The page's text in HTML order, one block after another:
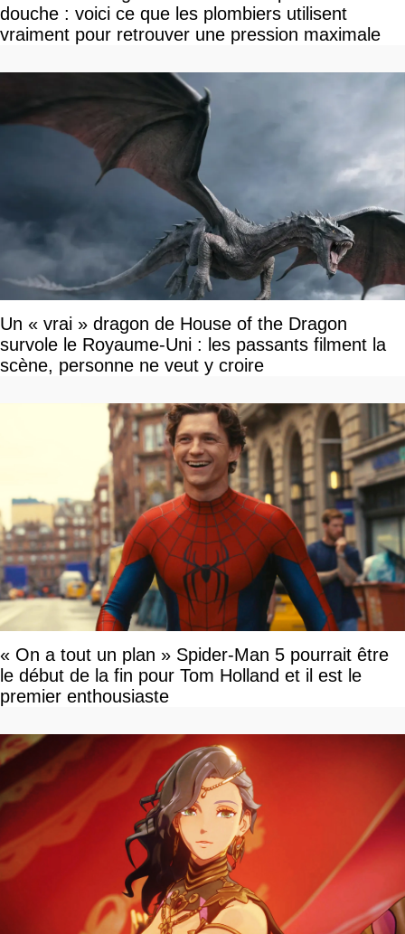
douche : voici ce que les plombiers utilisent
vraiment pour retrouver une pression maximale
Un « vrai » dragon de House of the Dragon
survole le Royaume-Uni : les passants filment la
scène, personne ne veut y croire
« On a tout un plan » Spider-Man 5 pourrait être
le début de la fin pour Tom Holland et il est le
premier enthousiaste